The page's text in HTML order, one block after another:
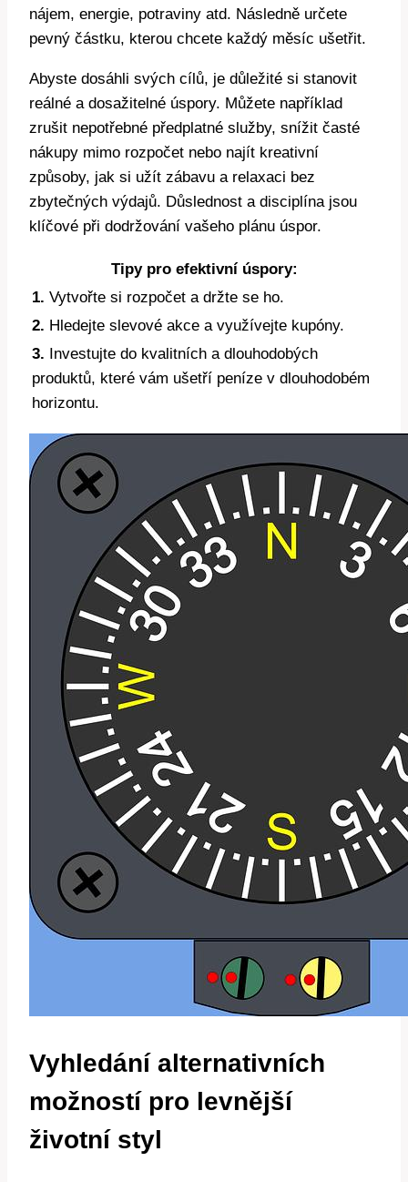
nájem, energie, potraviny atd. Následně určete
pevný částku, kterou chcete každý měsíc ušetřit.
Abyste dosáhli svých cílů, je důležité si stanovit
reálné a dosažitelné úspory. Můžete například
zrušit nepotřebné předplatné služby, snížit časté
nákupy mimo rozpočet nebo najít kreativní
způsoby, jak si užít zábavu a relaxaci bez
zbytečných výdajů. Důslednost a disciplína jsou
klíčové při dodržování vašeho plánu úspor.
Tipy pro efektivní úspory:
1. Vytvořte si rozpočet a držte se ho.
2. Hledejte slevové akce a využívejte kupóny.
3. Investujte do kvalitních a dlouhodobých
produktů, které vám ušetří peníze v dlouhodobém
horizontu.
Vyhledání alternativních
možností pro levnější
životní styl